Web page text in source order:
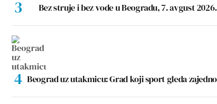
Bez struje i bez vode u Beogradu, 7. avgust 2026.
Beograd uz utakmicu: Grad koji sport gleda zajedno